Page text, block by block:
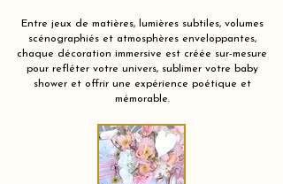
Entre jeux de matières, lumières subtiles, volumes
scénographiés et atmosphères enveloppantes,
chaque décoration immersive est créée sur-mesure
pour refléter votre univers, sublimer votre baby
shower et offrir une expérience poétique et
mémorable.